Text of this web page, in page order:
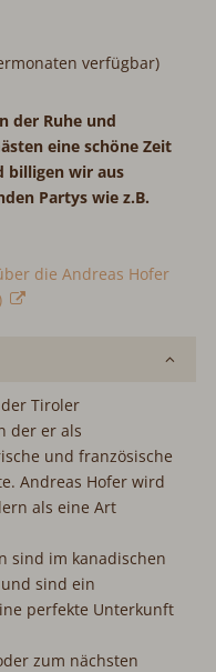
verfügbar)
der Ruhe und
eine schöne Zeit
billigen wir aus
Partys wie z.B.
die Andreas Hofer
Tiroler
der er als
und französische
Andreas Hofer wird
als eine Art
sind im kanadischen
sind ein
perfekte Unterkunft
zum nächsten